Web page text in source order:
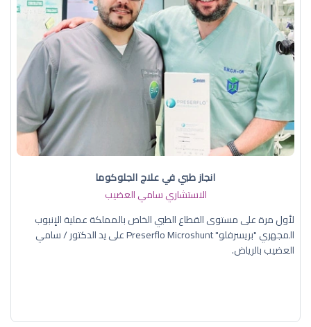
انجاز طبي في علاج الجلوكوما
الاستشاري سامي العضيب
لأول مرة على مستوى القطاع الطبي الخاص بالمملكة عملية الإنبوب
المجهري "بريسرفلو" Preserflo Microshunt على يد الدكتور / سامي
العضيب بالرياض.